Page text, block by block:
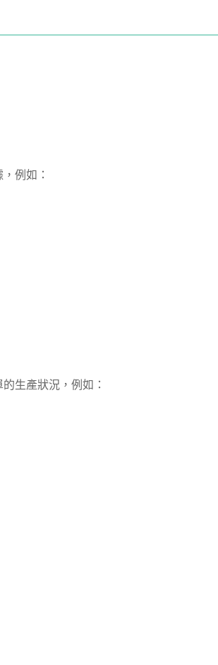
例如：
生產狀況，例如：